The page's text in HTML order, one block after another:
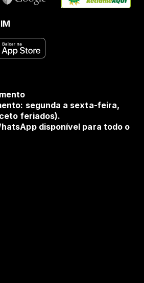
segunda a sexta-feira,
feriados).
disponível para todo o